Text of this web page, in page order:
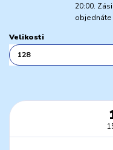
20:00.
Velikosti